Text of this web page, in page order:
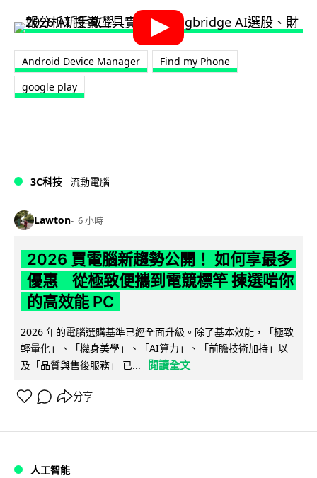
Android Device Manager
Find my Phone
google play
3C科技 流動電腦
Lawton 6 小時
2026 買電腦新趨勢公開！ 如何享最多
優惠 從極致便攜到電競標竿 揀選啱你
的高效能 PC
2026 年的電腦選購基準已經全面升級。除了基本效能，「極致
輕量化」、「機身美學」、「AI算力」、「前瞻技術加持」以
及「品質與售後服務」 已...
閱讀全文
分享
人工智能